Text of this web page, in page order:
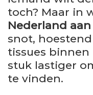
toch? Maar in
Nederland
snot,
tissues
stuk lastiger
te vinden.